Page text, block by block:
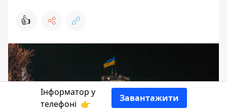
👍
Інформатор у
телефоні 👉
Завантажити